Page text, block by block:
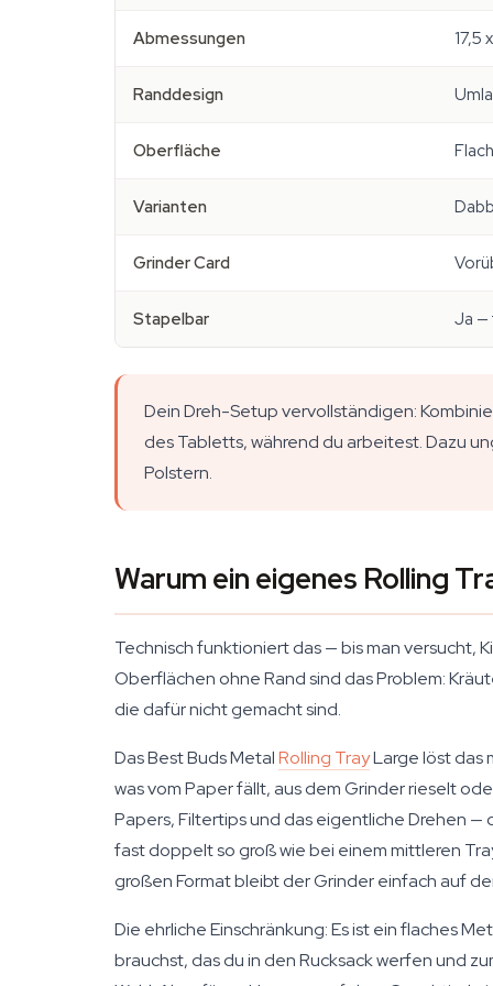
Abmessungen 17,5
Randdesign
Oberfläche
Varianten
Grinder Card
Stapelbar Ja —
Dein Dreh-Setup vervollständigen:
des Tabletts, während du arbeitest. Dazu
Polstern.
Warum ein eigenes Rolling
Technisch funktioniert das — bis man
Oberflächen ohne Rand sind das Problem:
die dafür nicht gemacht sind.
Das Best Buds MetalRolling TrayLarge löst das
was vom Paper fällt, aus dem Grinder rieselt
Papers, Filtertips und das eigentliche Drehen
fast doppelt so groß wie bei einem mittleren
großen Format bleibt der Grinder einfach auf
Die ehrliche Einschränkung: Es ist ein flaches
brauchst, das du in den Rucksack werfen und